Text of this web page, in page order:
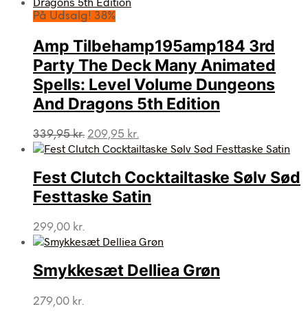
820,00 kr..
På Udsalg! 38%
Amp Tilbehamp195amp184 3rd
Party The Deck Many Animated
Spells: Level Volume Dungeons
And Dragons 5th Edition
339,95kr. Den
oprindelige
var:
339,95 kr..
209,95 kr.
aktuelle
er:
209,95 kr..
Fest Clutch Cocktailtaske Sølv Sød
Festtaske Satin
299,00 kr.
Smykkesæt Delliea Grøn
279,00 kr.